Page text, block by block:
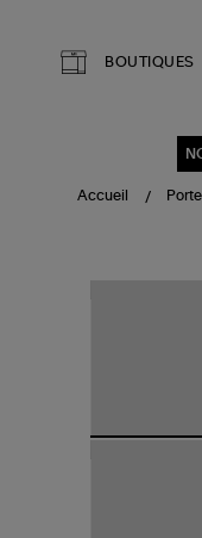
BOUTIQUES
Accueil